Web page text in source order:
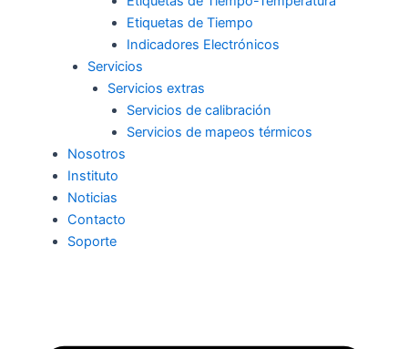
Etiquetas de Tiempo
Indicadores Electrónicos
Servicios
Servicios extras
Servicios de calibración
Servicios de mapeos térmicos
Nosotros
Instituto
Noticias
Contacto
Soporte